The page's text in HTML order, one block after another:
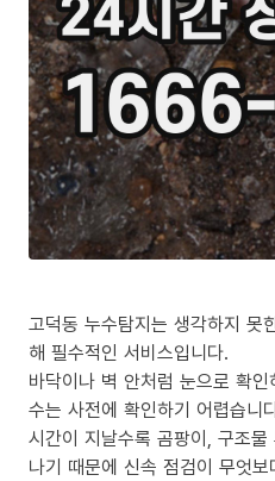
고덕동 누수탐지는 생각하지 못
해 필수적인 서비스입니다.
바닥이나 벽 안처럼 눈으로 확
수는 사전에 확인하기 어렵습니
시간이 지날수록 곰팡이, 구조
나기 때문에 신속 점검이 무엇보